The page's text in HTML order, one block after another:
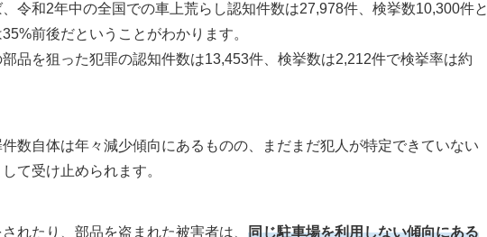
令和2年中の全国での車上荒らし認知件数は27,978件、検挙数10,300件と
前後だということがわかります。
品を狙った犯罪の認知件数は13,453件、検挙数は2,212件で検挙率は約
数自体は年々減少傾向にあるものの、まだまだ犯人が特定できていない
て受け止められます。
れたり、部品を盗まれた被害者は、 同じ駐車場を利用しない傾向にある